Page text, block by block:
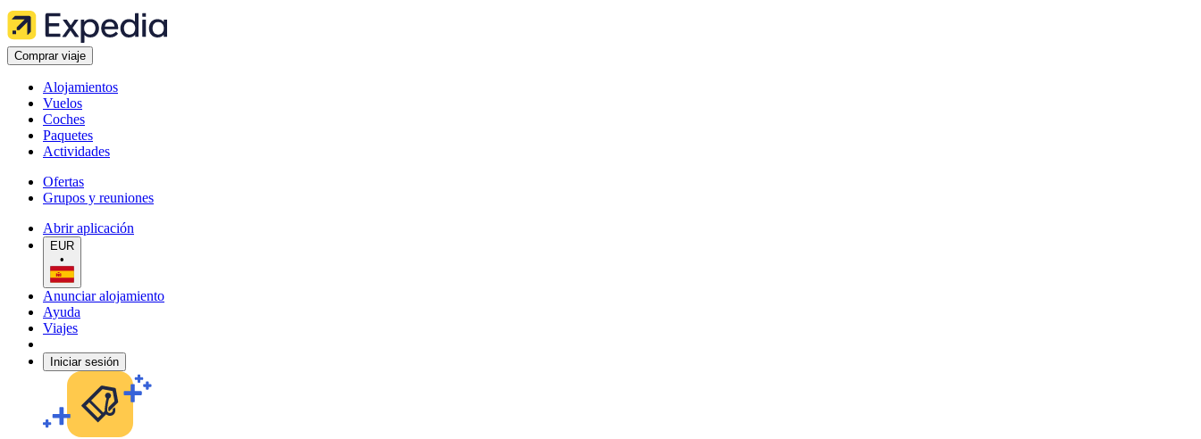
Comprar viaje
Alojamientos
Vuelos
Coches
Paquetes
Actividades
Ofertas
Grupos y reuniones
Abrir aplicación
EUR
•
Anunciar alojamiento
Ayuda
Viajes
Iniciar sesión